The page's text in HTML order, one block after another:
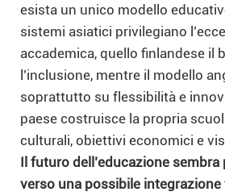
esista un unico modello
sistemi asiatici privilegiano
accademica, quello finlandese il
l’inclusione, mentre il modello
soprattutto su flessibilità e
paese costruisce la propria
culturali, obiettivi economici e
Il futuro dell’educazione
verso una possibile integrazione